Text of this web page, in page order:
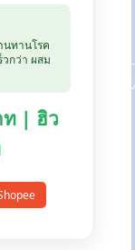
นทานโรค
กว่า ผสม
ท | ฮิว